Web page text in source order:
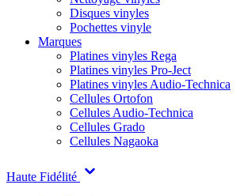
Disques vinyles
Pochettes vinyle
Marques
Platines vinyles Rega
Platines vinyles Pro-Ject
Platines vinyles Audio-Technica
Cellules Ortofon
Cellules Audio-Technica
Cellules Grado
Cellules Nagaoka
Haute Fidélité